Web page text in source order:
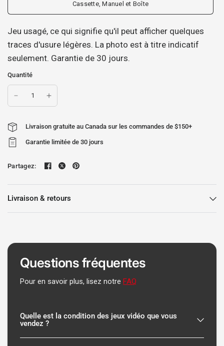
Cassette, Manuel et Boîte
Jeu usagé, ce qui signifie qu'il peut afficher quelques
traces d'usure légères. La photo est à titre indicatif
seulement. Garantie de 30 jours.
Quantité
Livraison gratuite au Canada sur les commandes de $150+
Garantie limitée de 30 jours
Partagez:
Livraison & retours
Questions fréquentes
Pour en savoir plus, lisez notreFAQ
Quelle est la condition des jeux vidéo que vous
vendez ?